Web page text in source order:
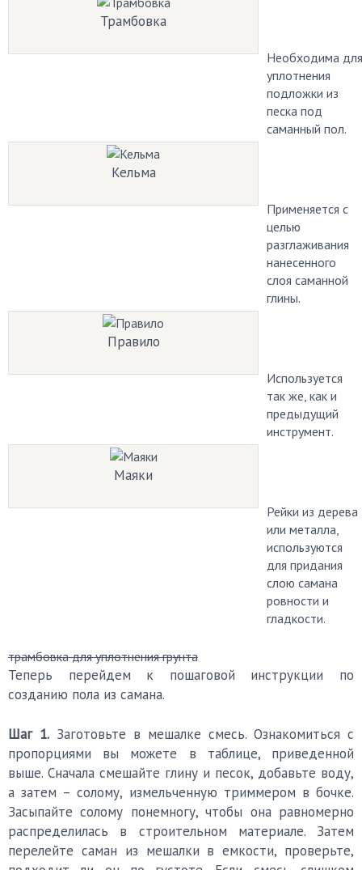
Трамбовка
Необходима для
уплотнения
подложки из
песка под
саманный пол.
Кельма
Применяется с
целью
разглаживания
нанесенного
слоя саманной
глины.
Правило
Используется
так же, как и
предыдущий
инструмент.
Маяки
Рейки из дерева
или металла,
используются
для придания
слою самана
ровности и
гладкости.
трамбовка для уплотнения грунта
Теперь перейдем к пошаговой инструкции по
созданию пола из самана.
Шаг 1. Заготовьте в мешалке смесь. Ознакомиться с
пропорциями вы можете в таблице, приведенной
выше. Сначала смешайте глину и песок, добавьте воду,
а затем – солому, измельченную триммером в бочке.
Засыпайте солому понемногу, чтобы она равномерно
распределилась в строительном материале. Затем
перелейте саман из мешалки в емкости, проверьте,